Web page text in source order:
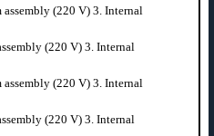
assembly (220 V) 3. Internal
(220 V) 3. Internal
assembly (220 V) 3. Internal
(220 V) 3. Internal